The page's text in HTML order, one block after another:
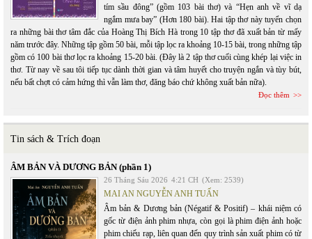
tím sầu đông” (gồm 103 bài thơ) và “Hẹn anh về vĩ dạ
ngắm mưa bay” (Hơn 180 bài). Hai tập thơ này tuyển chọn
ra những bài thơ tâm đắc của Hoàng Thị Bích Hà trong 10 tập thơ đã xuất bản từ mấy
năm trước đây. Những tập gồm 50 bài, mỗi tập lọc ra khoảng 10-15 bài, trong những tập
gồm có 100 bài thơ lọc ra khoảng 15-20 bài. (Đây là 2 tập thơ cuối cùng khép lại việc in
thơ. Từ nay về sau tôi tiếp tục dành thời gian và tâm huyết cho truyện ngắn và tùy bút,
nếu bất chợt có cảm hứng thì vẫn làm thơ, đăng báo chứ không xuất bản nữa).
Đọc thêm
Tin sách & Trích đoạn
ÂM BẢN VÀ DƯƠNG BẢN (phần 1)
26 Tháng Sáu 2026 4:21 CH (Xem: 2539)
MAI AN NGUYỄN ANH TUẤN
Âm bản & Dương bản (Négatif & Positif) – khái niệm có
gốc từ điện ảnh phim nhựa, còn gọi là phim điện ảnh hoặc
phim chiếu rạp, liên quan đến quy trình sản xuất phim có từ